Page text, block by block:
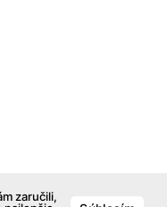
zaručili,